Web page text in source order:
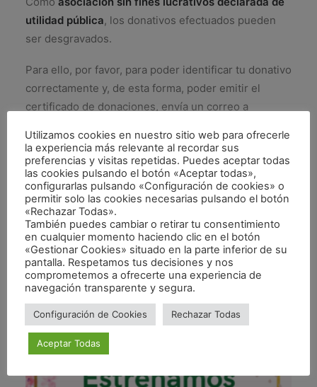
utilidad pública, los donativos efectuados pueden
ser desgravados.
Para ello, por favor, para poder identificar tu donativo
correctamente y, de esta forma, poder emitir el
certificado de donaciones, envía un correo a
información:
Asunto: Donación Bizum
Nombre y apellidos
DNI/NIF/NIE
Dirección postal
Correo electrónico
Teléfono móvil desde el que has hecho el Bizum
Importe donado a través de Bizum
Por la vida de todos ¡Muchas gracias!
Utilizamos cookies en nuestro sitio web para ofrecerle
la experiencia más relevante al recordar sus
preferencias y visitas repetidas. Puedes aceptar todas
las cookies pulsando el botón «Aceptar todas»,
configurarlas pulsando «Configuración de cookies» o
permitir solo las cookies necesarias pulsando el botón
«Rechazar Todas».
También puedes cambiar o retirar tu consentimiento
en cualquier momento haciendo clic en el botón
«Gestionar Cookies» situado en la parte inferior de su
pantalla. Respetamos tus decisiones y nos
comprometemos a ofrecerte una experiencia de
navegación transparente y segura.
Configuración de Cookies Rechazar Todas
Aceptar Todas